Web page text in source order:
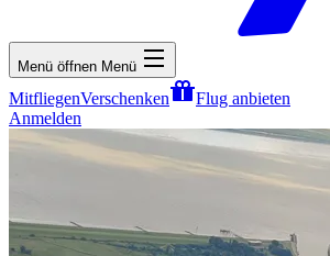
Menü öffnen Menü
MitfliegenVerschenken
Flug anbieten
Anmelden